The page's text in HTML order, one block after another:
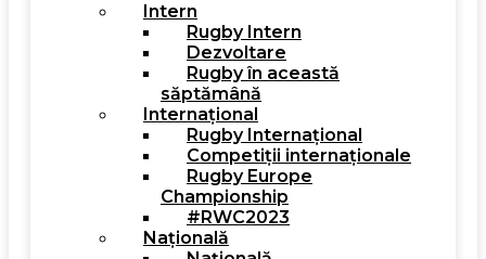
Intern
Rugby Intern
Dezvoltare
Rugby în această
săptămână
Internațional
Rugby Internațional
Competiții internaționale
Rugby Europe
Championship
#RWC2023
Națională